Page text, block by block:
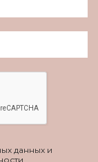
данных и